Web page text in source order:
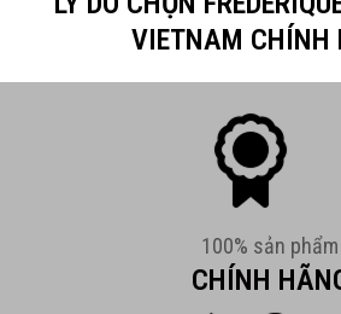
VIETNAM CHÍNH
100% sản phẩm
CHÍNH